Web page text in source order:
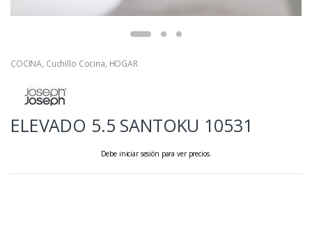
COCINA, Cuchillo Cocina, HOGAR
ELEVADO 5.5 SANTOKU 10531
Debe iniciar sesión para ver precios.